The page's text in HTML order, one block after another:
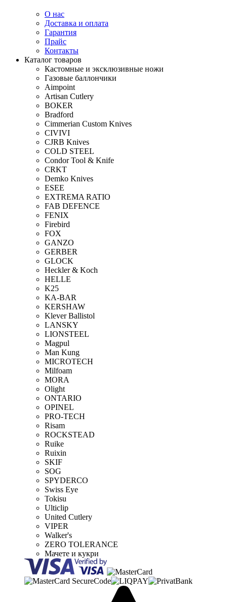
О нас
Доставка и оплата
Гарантия
Прайс
Контакты
Каталог товаров
Кастомные и эксклюзивные ножи
Газовые баллончики
Aimpoint
Artisan Cutlery
BOKER
Bradford
Cimmerian Custom Knives
CIVIVI
CJRB Knives
COLD STEEL
Condor Tool & Knife
CRKT
Demko Knives
ESEE
EXTREMA RATIO
FAB DEFENCE
FENIX
Firebird
FOX
GANZO
GERBER
GLOCK
Heckler & Koch
HELLE
K25
KA-BAR
KERSHAW
Klever Ballistol
LANSKY
LIONSTEEL
Magpul
Man Kung
MICROTECH
Milfoam
MORA
Olight
ONTARIO
OPINEL
PRO-TECH
Risam
ROCKSTEAD
Ruike
Ruixin
SKIF
SOG
SPYDERCO
Swiss Eye
Tokisu
Ulticlip
United Cutlery
VIPER
Walker's
ZERO TOLERANCE
Мачете и кукри